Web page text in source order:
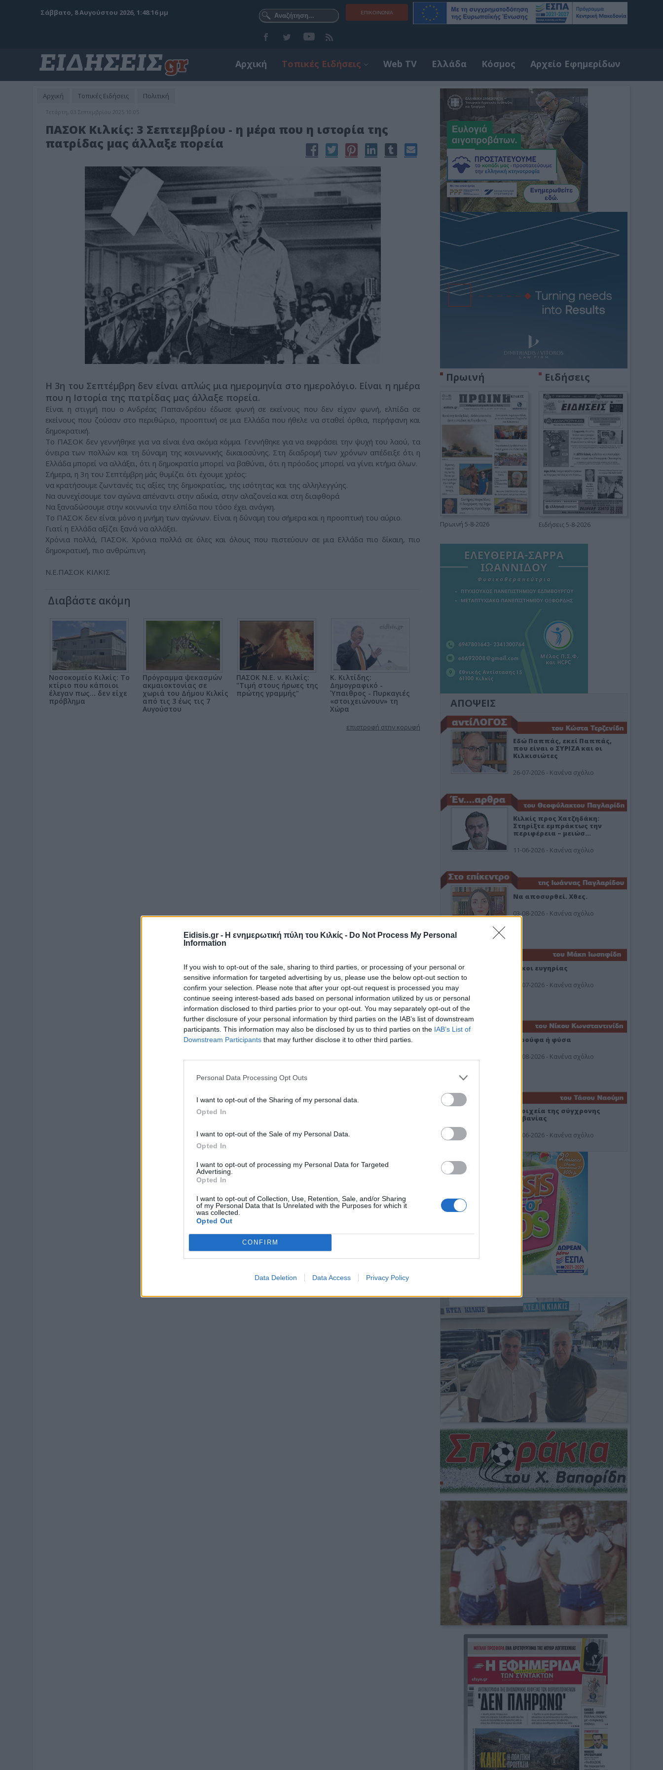
Eidisis.gr - Η ενημερωτική πύλη του Κιλκίς - Do Not Process My Personal
Information
If you wish to opt-out of the sale, sharing to third parties, or processing of your personal or
sensitive information for targeted advertising by us, please use the below opt-out section to
confirm your selection. Please note that after your opt-out request is processed you may
continue seeing interest-based ads based on personal information utilized by us or personal
information disclosed to third parties prior to your opt-out. You may separately opt-out of the
further disclosure of your personal information by third parties on the IAB’s list of downstream
participants. This information may also be disclosed by us to third parties on the IAB’s List of
Downstream Participants that may further disclose it to other third parties.
Personal Data Processing Opt Outs
I want to opt-out of the Sharing of my personal data.
Opted In
I want to opt-out of the Sale of my Personal Data.
Opted In
I want to opt-out of processing my Personal Data for Targeted
Advertising.
Opted In
I want to opt-out of Collection, Use, Retention, Sale, and/or Sharing
of my Personal Data that Is Unrelated with the Purposes for which it
was collected.
Opted Out
CONFIRM
Data Deletion Data Access Privacy Policy
ΕΠΙΚΟΙΝΩΝΊΑ
Σάββατο, 8 Αυγούστου 2026, 1:48:18 μμ
Αρχική Τοπικές Ειδήσεις Web TV Ελλάδα Κόσμος Αρχείο Εφημερίδων
Αρχική Τοπικές Ειδήσεις Πολιτική
Τετάρτη, 03 Σεπτεμβρίου 2025 10:05
ΠΑΣΟΚ Κιλκίς: 3 Σεπτεμβρίου - η μέρα που η ιστορία της
πατρίδας μας άλλαξε πορεία
Η 3η του Σεπτέμβρη δεν είναι απλώς μια ημερομηνία στο ημερολόγιο. Είναι η ημέρα
που η Ιστορία της πατρίδας μας άλλαξε πορεία.
Είναι η στιγμή που ο Ανδρέας Παπανδρέου έδωσε φωνή σε εκείνους που δεν είχαν φωνή, ελπίδα σε
εκείνους που ζούσαν στο περιθώριο, προοπτική σε μια Ελλάδα που ήθελε να σταθεί όρθια, περήφανη και
δημοκρατική.
Το ΠΑΣΟΚ δεν γεννήθηκε για να είναι ένα ακόμα κόμμα. Γεννήθηκε για να εκφράσει την ψυχή του λαού, τα
όνειρα των πολλών και τη δύναμη της κοινωνικής δικαιοσύνης. Στη διαδρομή των χρόνων απέδειξε ότι η
Ελλάδα μπορεί να αλλάξει, ότι η δημοκρατία μπορεί να βαθύνει, ότι η πρόοδος μπορεί να γίνει κτήμα όλων.
Σήμερα, η 3η του Σεπτέμβρη μάς θυμίζει ότι έχουμε χρέος:
να κρατήσουμε ζωντανές τις αξίες της δημοκρατίας, της ισότητας και της αλληλεγγύης.
Να συνεχίσουμε τον αγώνα απέναντι στην αδικία, στην αλαζονεία και στη διαφθορά
Να ξαναδώσουμε στην κοινωνία την ελπίδα που τόσο έχει ανάγκη.
Το ΠΑΣΟΚ δεν είναι μόνο η μνήμη των αγώνων. Είναι η δύναμη του σήμερα και η προοπτική του αύριο.
Γιατί η Ελλάδα αξίζει ξανά να αλλάξει.
Χρόνια πολλά, ΠΑΣΟΚ. Χρόνια πολλά σε όλες και όλους που πιστεύουν σε μια Ελλάδα πιο δίκαιη, πιο
δημοκρατική, πιο ανθρώπινη.
Ν.Ε.ΠΑΣΟΚ ΚΙΛΚΙΣ
Διαβάστε ακόμη
Νοσοκομείο Κιλκίς: Το
κτίριο που κάποιοι
έλεγαν πως... δεν είχε
πρόβλημα
Πρόγραμμα ψεκασμών
ακμαιοκτονίας σε
χωριά του Δήμου Κιλκίς
από τις 3 έως τις 7
Αυγούστου
ΠΑΣΟΚ Ν.Ε. ν. Κιλκίς:
"Τιμή στους ήρωες της
πρώτης γραμμής"
Κ. Κιλτίδης:
Δημογραφικό -
Ύπαιθρος - Πυρκαγιές
«στοιχειώνουν» τη
Χώρα
επιστροφή στην κορυφή
Πρωινή
Πρωινή 5-8-2026
Ειδήσεις
Ειδήσεις 5-8-2026
ΑΠΟΨΕΙΣ
Εδώ Παππάς, εκεί Παππάς,
που είναι ο ΣΥΡΙΖΑ και οι
Κιλκισιώτες
26-07-2026 - Κανένα σχόλιο
Κιλκίς προς Χατζηδάκη:
Στηρίξτε εμπράκτως την
περιφέρεια – μειώσ…
11-06-2026 - Κανένα σχόλιο
Να αποσυρθεί. Χθες.
03-08-2026 - Κανένα σχόλιο
Οίκοι ευγηρίας
24-07-2026 - Κανένα σχόλιο
Ή ρούφα ή φύσα
03-08-2026 - Κανένα σχόλιο
Στοιχεία της σύγχρονης
Αλβανίας
19-06-2026 - Κανένα σχόλιο